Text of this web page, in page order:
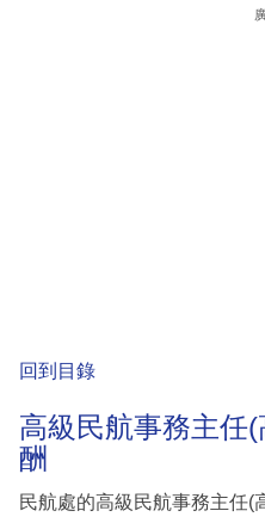
回到目錄
高級民航事務主任
酬
民航處的高級民航事務主任(